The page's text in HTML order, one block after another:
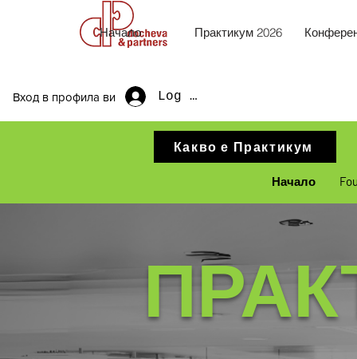
Начало Практикум 2026
Вход в профила ви Log In
Какво е Практикум
Начало